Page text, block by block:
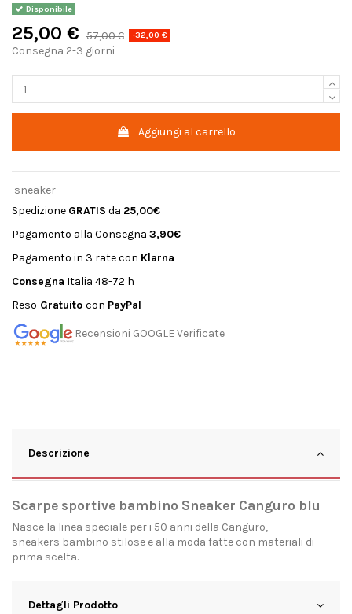
Disponibile
25,00 € 57,00 € -32,00 €
Consegna 2-3 giorni
Aggiungi al carrello
sneaker
Spedizione GRATIS da 25,00€
Pagamento alla Consegna 3,90€
Pagamento in 3 rate con Klarna
Consegna Italia 48-72 h
Reso Gratuito con PayPal
Recensioni GOOGLE Verificate
Descrizione
Scarpe sportive bambino Sneaker Canguro blu
Nasce la linea speciale per i 50 anni della Canguro,
sneakers bambino stilose e alla moda fatte con materiali di
prima scelta.
Dettagli Prodotto